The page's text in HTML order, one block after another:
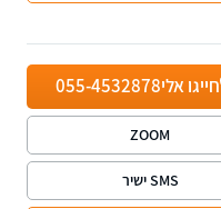
חייגו אלי055-4532878
ZOOM
SMS ישיר